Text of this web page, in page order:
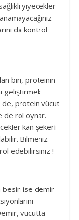
yiyecekler
da kontrol
biri, proteinin
geliştirmek
de, protein vücut
de rol oynar.
kan şekeri
Bilmeniz
edebilirsiniz !
besin ise demir
vücutta